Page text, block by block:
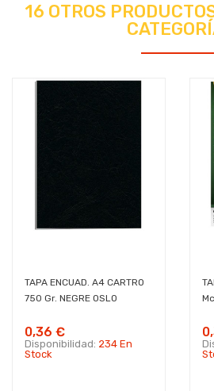
16 OTROS
TAPA ENCUAD. A4 CARTRO
750 Gr. NEGRE OSLO
0,36 €
Disponibilidad: 234 En
Stock